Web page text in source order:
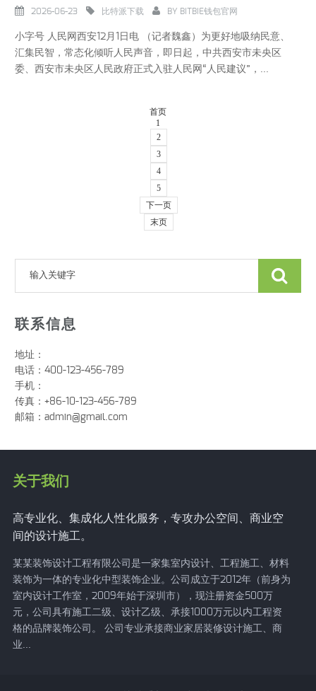
2026-06-23 比特派下载 BY BITBIE钱包官网
小字号 人民网西安12月1日电 （记者魏鑫）为更好地吸纳民意、
汇集民智，常态化倾听人民声音，即日起，中共西安市未央区
委、西安市未央区人民政府正式入驻人民网“人民建议”，...
首页
1
2
3
4
5
下一页
末页
联系信息
地址：
电话：400-123-456-789
手机：
传真：+86-10-123-456-789
邮箱： admin@gmail.com
关于我们
高专业化、集成化人性化服务，专攻办公空间、商业空
间的设计施工。
某某装饰设计工程有限公司是一家集室内设计、工程施工、材料
装饰为一体的专业化中型装饰企业。公司成立于2012年（前身为
室内设计工作室，2009年始于深圳市），现注册资金500万
元，公司具有施工二级、设计乙级、承接1000万元以内工程资
格的品牌装饰公司。 公司专业承接商业家居装修设计施工、商
业...